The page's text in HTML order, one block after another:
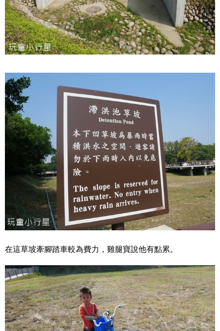
在這草坡牽腳踏車較為費力，雞腿寶說他有點累。